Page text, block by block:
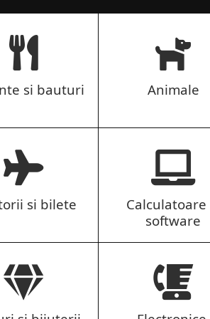
si bauturi Animale
si bilete
Calculatoare
software